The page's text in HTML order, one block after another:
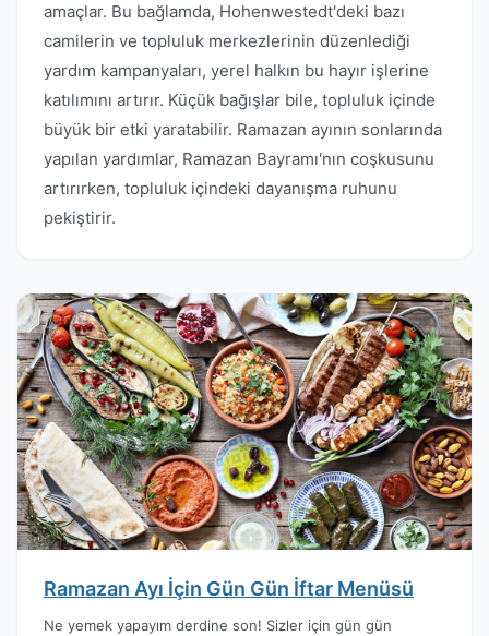
amaçlar. Bu bağlamda, Hohenwestedt'deki bazı
camilerin ve topluluk merkezlerinin düzenlediği
yardım kampanyaları, yerel halkın bu hayır işlerine
katılımını artırır. Küçük bağışlar bile, topluluk içinde
büyük bir etki yaratabilir. Ramazan ayının sonlarında
yapılan yardımlar, Ramazan Bayramı'nın coşkusunu
artırırken, topluluk içindeki dayanışma ruhunu
pekiştirir.
Ramazan Ayı İçin Gün Gün İftar Menüsü
Ne yemek yapayım derdine son! Sizler için gün gün